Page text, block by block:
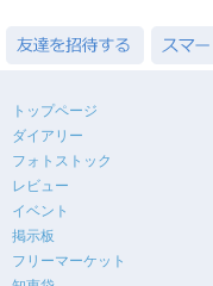
トップページ
ダイアリー
フォトストック
レビュー
イベント
掲示板
フリーマーケット